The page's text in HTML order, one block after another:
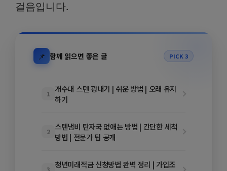
걸음입니다.
📌 함께 읽으면 좋은 글 PICK 3
1
개수대 스텐 광내기 | 쉬운 방법 | 오래 유지
하기
2
스텐냄비 탄자국 없애는 방법 | 간단한 세척
방법 | 전문가 팁 공개
청년미래적금 신청방법 완벽 정리 | 가입조